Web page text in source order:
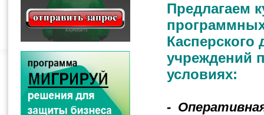
Предлагаем
Касперского
учреждений
условиях:
-